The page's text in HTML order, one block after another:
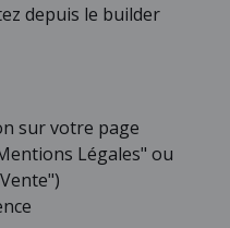
depuis le builder
sur votre page
Légales" ou